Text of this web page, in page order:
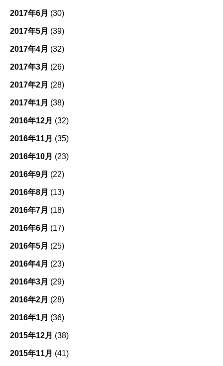
2017年6月 (30)
2017年5月 (39)
2017年4月 (32)
2017年3月 (26)
2017年2月 (28)
2017年1月 (38)
2016年12月 (32)
2016年11月 (35)
2016年10月 (23)
2016年9月 (22)
2016年8月 (13)
2016年7月 (18)
2016年6月 (17)
2016年5月 (25)
2016年4月 (23)
2016年3月 (29)
2016年2月 (28)
2016年1月 (36)
2015年12月 (38)
2015年11月 (41)